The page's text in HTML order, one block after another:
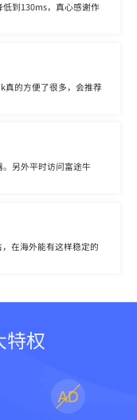
到130ms，真心感谢作
真的方便了很多，会推荐
另外平时访问富途牛
在海外能有这样稳定的
特权